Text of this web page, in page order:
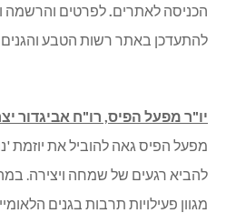
הכניסה לאתרים.לפרטים והרשמה
להתעדכן באתר רשות הטבע
יו"ר מפעל הפיס, רו"ח אביגדור
מפעל הפיס גאה להוביל את
להביא רגעים של שמחה ויצירה.
מגוון פעילויות תרבות בגנים